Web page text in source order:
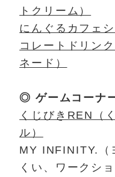
トクリーム）
にんぐるカフェ
コレートドリン
ネード）
◎ ゲームコーナ
くじびきREN（
ル）
MY INFINITY.（
くい、ワークシ